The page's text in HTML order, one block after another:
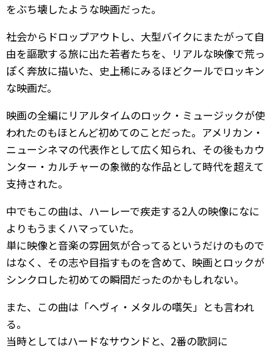
をぶち壊したような映画だった。
社会からドロップアウトし、大型バイクにまたがって自
由を謳歌する旅に出た若者たちを、リアルな映像で荒っ
ぽく奔放に描いた、史上稀にみるほどクールでロッキン
な映画だ。
映画の全編にリアルタイムのロック・ミュージックが使
われたのもほとんど初めてのことだった。アメリカン・
ニューシネマの代表作として広く知られ、その後もカウ
ンター・カルチャーの象徴的な作品として時代を超えて
支持された。
中でもこの曲は、ハーレーで疾走する2人の映像になに
よりもうまくハマっていた。
単に映像と音楽の雰囲気が合ってるというだけのもので
はなく、その志や目指すものを含めて、映画とロックが
シンクロした初めての瞬間だったのかもしれない。
また、この曲は「ヘヴィ・メタルの嚆矢」とも言われ
る。
当時としてはハードなサウンドと、2番の歌詞に